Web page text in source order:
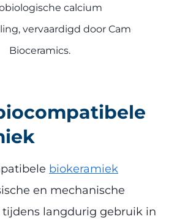
calcium
vervaardigd door Cam
Bioceramics.
biokeramiek
en mechanische
langdurig gebruik in